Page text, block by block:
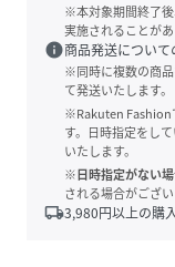
※本対象期間終了
実施されることがあ
info商品発送について
※同時に複数の商
て発送いたします。
※Rakuten Fashion
す。日時指定をし
いたします。
※日時指定がない
される場合がござ
local_shipping3,980円以上の購